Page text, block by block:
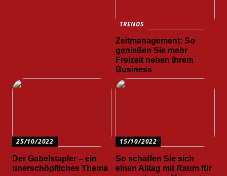
TRENDS
Zeitmanagement: So
genießen Sie mehr
Freizeit neben Ihrem
Business
25/10/2022
Der Gabelstapler – ein
unerschöpfliches Thema
15/10/2022
So schaffen Sie sich
einen Alltag mit Raum für